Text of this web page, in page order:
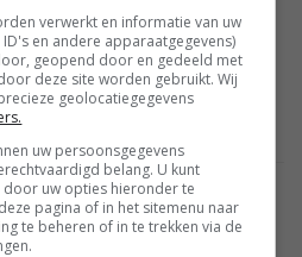
BESTE PRODUCTEN VAN
verwerkt en informatie van uw
en andere apparaatgegevens)
geopend door en gedeeld met
deze site worden gebruikt. Wij
geolocatiegegevens
uw persoonsgegevens
belang. U kunt
door uw opties hieronder te
pagina of in het sitemenu naar
te beheren of in te trekken via de